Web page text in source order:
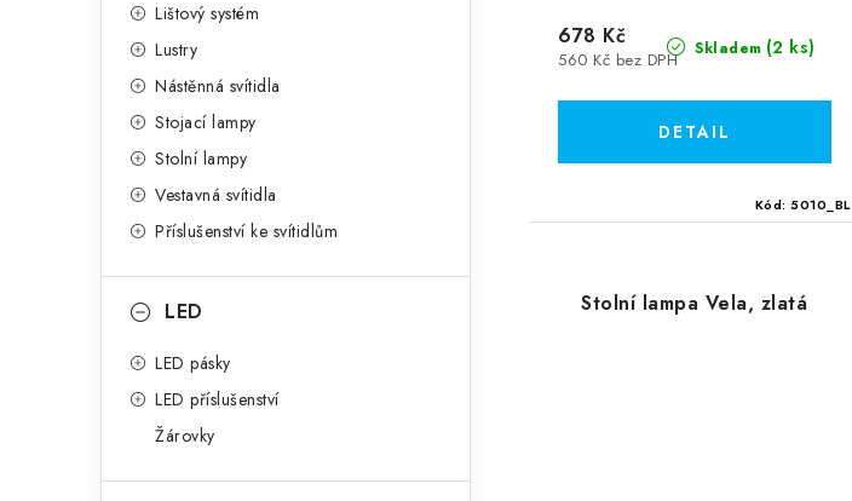
Lištový systém
Lustry
Nástěnná svítidla
Stojací lampy
Stolní lampy
Vestavná svítidla
Příslušenství ke svítidlům
LED
LED pásky
LED příslušenství
Žárovky
k
t
ů
Skladem (2 ks)
560 Kč bez DPH
678 Kč
Kód:5010_BL
Stolní lampa Vela, zlatá